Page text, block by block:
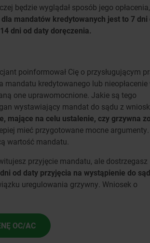
będzie wyglądał sposób jego
dla mandatów kredytowanych jest to 7 dni
dni od daty doręczenia.
poinformował Cię o przysługującym
kredytowanego lub nieopłacenie
one uprawomocnione. Jakie są tego
wystawiający mandat do sądu z
mające na celu ustalenie, czy grzywna
mieć przygotowane mocne
wartość mandatu.
przyjęcie mandatu, ale dostrzegasz
od daty przyjęcia na wystąpienie do
uregulowania grzywny. Wniosek o
OC/AC